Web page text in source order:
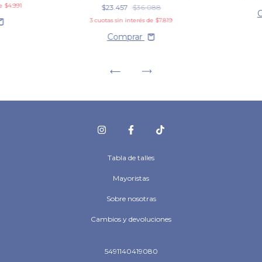
$4.991
$23.457 $36.088
3 cuotas sin interés de $7.819
Comprar
Tabla de talles
Mayoristas
Sobre nosotras
Cambios y devoluciones
5491140419080